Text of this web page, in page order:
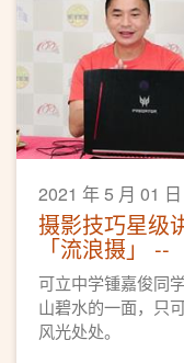
2021 年 5 月 01 日
摄影技巧星级
「流浪摄」 --
可立中学锺嘉俊同
山碧水的一面，只
风光处处。